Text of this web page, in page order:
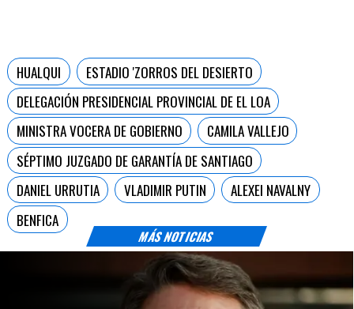
MÁS NOTICIAS
HUALQUI
ESTADIO 'ZORROS DEL DESIERTO
DELEGACIÓN PRESIDENCIAL PROVINCIAL DE EL LOA
MINISTRA VOCERA DE GOBIERNO
CAMILA VALLEJO
SÉPTIMO JUZGADO DE GARANTÍA DE SANTIAGO
DANIEL URRUTIA
VLADIMIR PUTIN
ALEXEI NAVALNY
BENFICA